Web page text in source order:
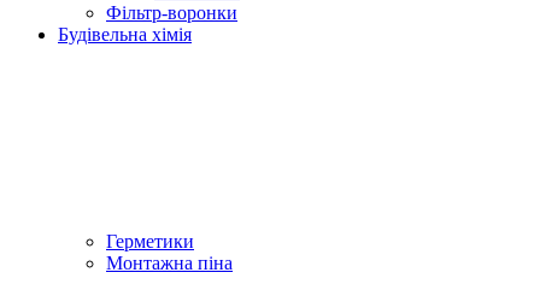
Фільтр-воронки
Будівельна хімія
Герметики
Монтажна піна